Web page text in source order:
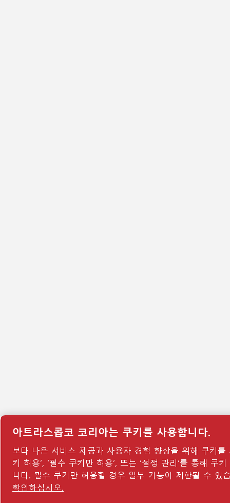
아트라스콥코 코리아는 쿠키를 사용합니다.
보다 나은 서비스 제공과 사용자 경험 향상을 위해 쿠키를
키 허용’, ‘필수 쿠키만 허용’, 또는 ‘설정 관리’를 통해 쿠
니다. 필수 쿠키만 허용할 경우 일부 기능이 제한될 수 있
확인하십시오.